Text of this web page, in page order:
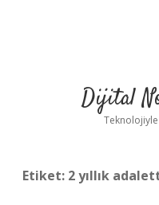
Dijital
Etiket: 2 yıllık